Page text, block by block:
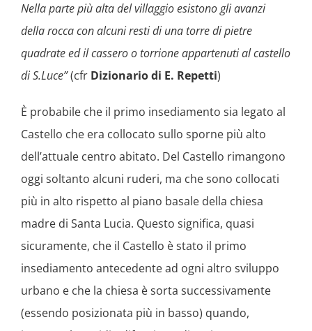
Nella parte più alta del villaggio esistono gli avanzi
della rocca con alcuni resti di una torre di pietre
quadrate ed il cassero o torrione appartenuti al castello
di S.Luce”(cfr Dizionario di E. Repetti)
È probabile che il primo insediamento sia legato al
Castello che era collocato sullo sporne più alto
dell’attuale centro abitato. Del Castello rimangono
oggi soltanto alcuni ruderi, ma che sono collocati
più in alto rispetto al piano basale della chiesa
madre di Santa Lucia. Questo significa, quasi
sicuramente, che il Castello è stato il primo
insediamento antecedente ad ogni altro sviluppo
urbano e che la chiesa è sorta successivamente
(essendo posizionata più in basso) quando,